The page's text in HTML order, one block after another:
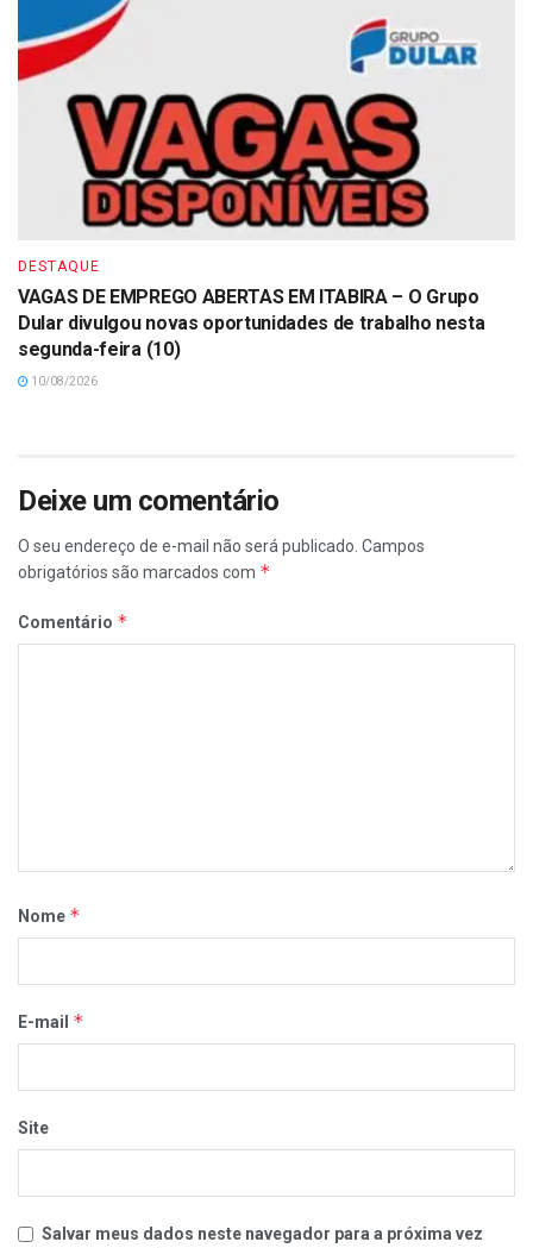
DESTAQUE
VAGAS DE EMPREGO ABERTAS EM ITABIRA – O Grupo
Dular divulgou novas oportunidades de trabalho nesta
segunda-feira (10)
10/08/2026
Deixe um comentário
O seu endereço de e-mail não será publicado. Campos
obrigatórios são marcados com *
Comentário *
Nome *
E-mail *
Site
Salvar meus dados neste navegador para a próxima vez